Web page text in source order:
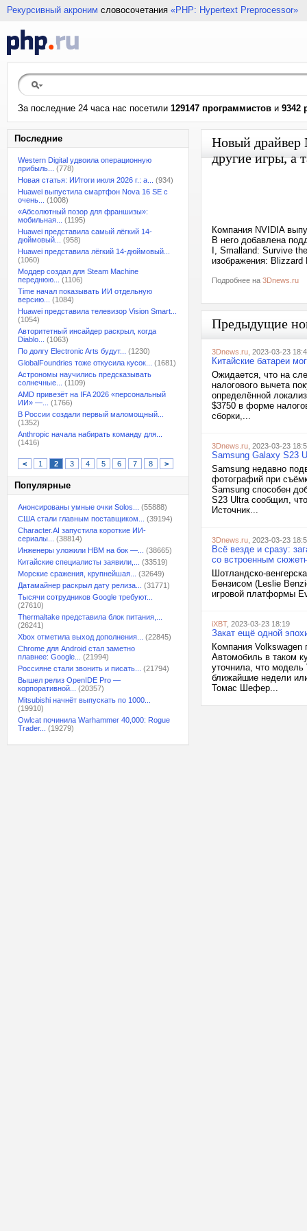
Рекурсивный акроним словосочетания «PHP: Hypertext Preprocessor»
За последние 24 часа нас посетили 129147 программистов и 9342
Последние
Western Digital удвоила операционную
прибыль...
(778)
Новая статья: ИИтоги июля 2026 г.: а...
(934)
Huawei выпустила смартфон Nova 16 SE с
очень...
(1008)
«Абсолютный позор для франшизы»:
мобильная...
(1195)
Huawei представила самый лёгкий 14-
дюймовый...
(958)
Huawei представила лёгкий 14-дюймовый...
(1060)
Моддер создал для Steam Machine
переднюю...
(1106)
Time начал показывать ИИ отдельную
версию...
(1084)
Huawei представила телевизор Vision Smart...
(1054)
Авторитетный инсайдер раскрыл, когда
Diablo...
(1063)
По долгу Electronic Arts будут...
(1230)
GlobalFoundries тоже откусила кусок...
(1681)
Астрономы научились предсказывать
солнечные...
(1109)
AMD привезёт на IFA 2026 «персональный
ИИ» —...
(1766)
В России создали первый маломощный...
(1352)
Anthropic начала набирать команду для...
(1416)
< 1 2 3 4 5 6 7 8 >
Популярные
Анонсированы умные очки Solos...
(55888)
США стали главным поставщиком...
(39194)
Character.AI запустила короткие ИИ-
сериалы...
(38814)
Инженеры уложили HBM на бок —...
(38665)
Китайские специалисты заявили,...
(33519)
Морские сражения, крупнейшая...
(32649)
Датамайнер раскрыл дату релиза...
(31771)
Тысячи сотрудников Google требуют...
(27610)
Thermaltake представила блок питания,...
(26241)
Xbox отметила выход дополнения...
(22845)
Chrome для Android стал заметно
плавнее: Google...
(21994)
Россияне стали звонить и писать...
(21794)
Вышел релиз OpenIDE Pro —
корпоративной...
(20357)
Mitsubishi начнёт выпускать по 1000...
(19910)
Owlcat починила Warhammer 40,000: Rogue
Trader...
(19279)
Новый драйвер
другие игры, а
Компания NVIDIA
В него добавлена
I, Smalland: Survive
изображения: Blizzard
Подробнее на 3Dnews.ru
Предыдущие
3Dnews.ru , 2023-03-23
Китайские батареи
Ожидается, что на
налогового вычета
определённой
$3750 в форме
сборки,...
3Dnews.ru , 2023-03-23
Samsung Galaxy S23
Samsung недавно
фотографий при
Samsung способен
S23 Ultra сообщил,
Источник...
3Dnews.ru , 2023-03-23
Всё везде и сразу:
со встроенным
Шотландско-
Бензисом (Leslie
игровой платформы
iXBT, 2023-03-23 18:19
Закат ещё одной
Компания Volkswagen
Автомобиль в таком
уточнила, что
ближайшие недели
Томас Шефер...